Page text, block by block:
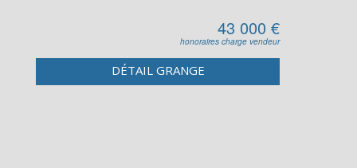
43 000 €
honoraires charge vendeur
DÉTAIL GRANGE